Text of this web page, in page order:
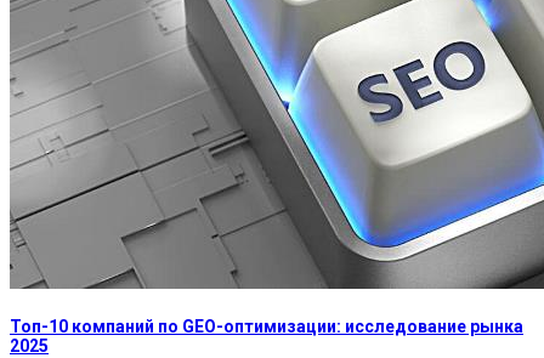
Топ-10 компаний по GEO-оптимизации: исследование рынка
2025